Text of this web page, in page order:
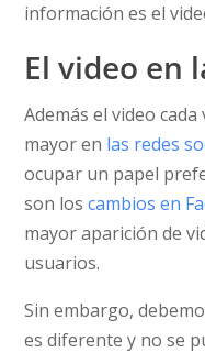
información es el
El video en
Además el video
mayor en las redes
ocupar un papel
son loscambios en
mayor aparición de
usuarios.
Sin embargo,
es diferente y no se